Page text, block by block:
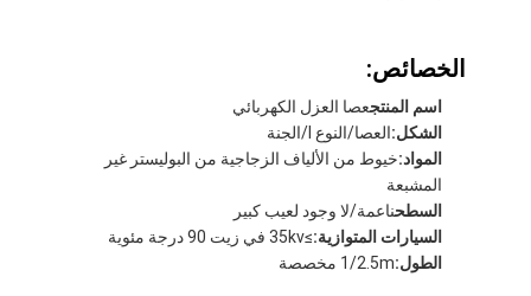
الخصائص:
اسم المنتجعصا العزل الكهربائي
الشكل:العصا/النوع I/الجنة
المواد:خيوط من الألياف الزجاجية من البوليستر غير
المشبعة
السطحناعمة/لا وجود لعيب كبير
السيارات المتوازية:≥35kv في زيت 90 درجة مئوية
الطول:1/2.5m مخصصة